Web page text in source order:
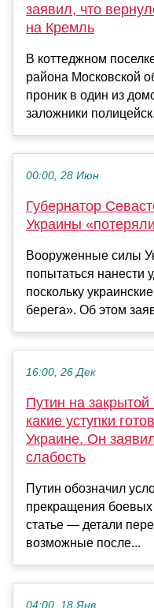
заявил, что
на Кремль
В коттеджном
района Московской
проник в один из
заложники
00:00, 28 Июн
Губернатор
Украины
Вооруженные силы
попытаться нанести
поскольку
берега». Об этом
16:00, 26 Дек
Путин на
какие уступки
Украине. Он
слабость
Путин обозначил
прекращения боевых
статье — детали
возможные после...
04:00, 18 Янв